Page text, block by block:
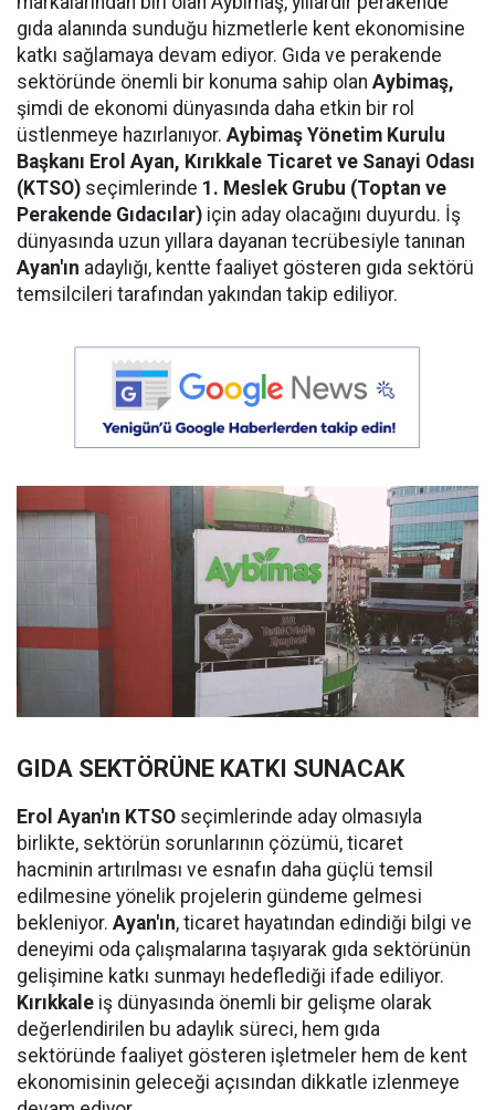
gıda alanında sunduğu hizmetlerle kent ekonomisine
katkı sağlamaya devam ediyor. Gıda ve perakende
sektöründe önemli bir konuma sahip olan Aybimaş,
şimdi de ekonomi dünyasında daha etkin bir rol
üstlenmeye hazırlanıyor. Aybimaş Yönetim Kurulu
Başkanı Erol Ayan, Kırıkkale Ticaret ve Sanayi Odası
(KTSO) seçimlerinde 1. Meslek Grubu (Toptan ve
Perakende Gıdacılar) için aday olacağını duyurdu. İş
dünyasında uzun yıllara dayanan tecrübesiyle tanınan
Ayan'ın adaylığı, kentte faaliyet gösteren gıda sektörü
temsilcileri tarafından yakından takip ediliyor.
GIDA SEKTÖRÜNE KATKI SUNACAK
Erol Ayan'ın KTSO seçimlerinde aday olmasıyla
birlikte, sektörün sorunlarının çözümü, ticaret
hacminin artırılması ve esnafın daha güçlü temsil
edilmesine yönelik projelerin gündeme gelmesi
bekleniyor. Ayan'ın, ticaret hayatından edindiği bilgi ve
deneyimi oda çalışmalarına taşıyarak gıda sektörünün
gelişimine katkı sunmayı hedeflediği ifade ediliyor.
Kırıkkale iş dünyasında önemli bir gelişme olarak
değerlendirilen bu adaylık süreci, hem gıda
sektöründe faaliyet gösteren işletmeler hem de kent
ekonomisinin geleceği açısından dikkatle izlenmeye